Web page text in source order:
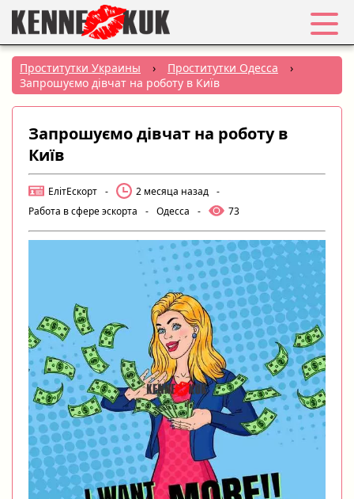
Избранное
Вход
Регистрация
Города:
РУС|
УКР
Создать объявление
Проститутки Украины › Проститутки Одесса
›
Запрошуємо дівчат на роботу в Київ
Запрошуємо дівчат на роботу в
Київ
ЕлітЕскорт - 2 месяца назад -
Работа в сфере эскорта
- Одесса - 73